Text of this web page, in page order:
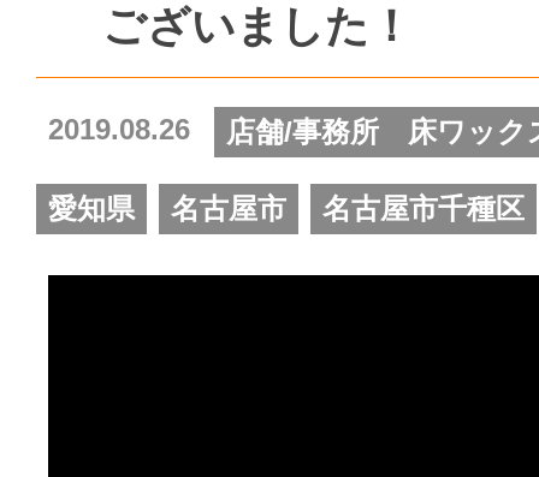
ございました！
2019.08.26 店舗/事務所 床ワック
愛知県 名古屋市 名古屋市千種区